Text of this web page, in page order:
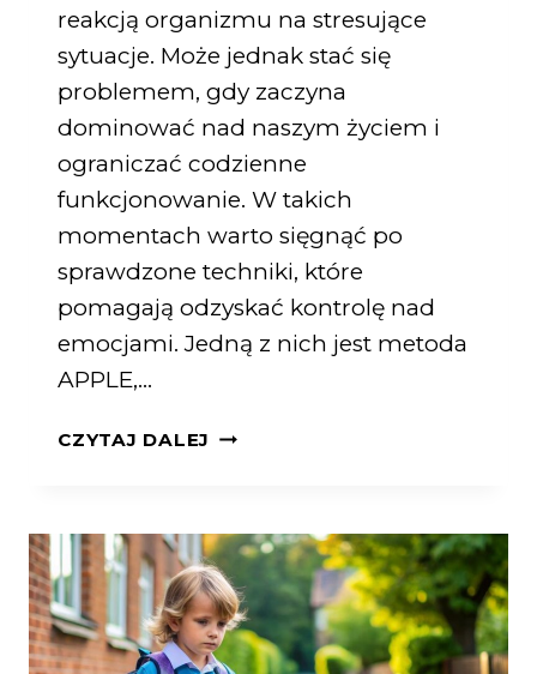
reakcją organizmu na stresujące
sytuacje. Może jednak stać się
problemem, gdy zaczyna
dominować nad naszym życiem i
ograniczać codzienne
funkcjonowanie. W takich
momentach warto sięgnąć po
sprawdzone techniki, które
pomagają odzyskać kontrolę nad
emocjami. Jedną z nich jest metoda
APPLE,…
CZYTAJ DALEJ